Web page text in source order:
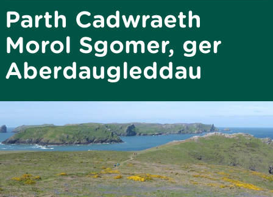
Parth Cadwraeth
Morol Sgomer, ger
Aberdaugleddau